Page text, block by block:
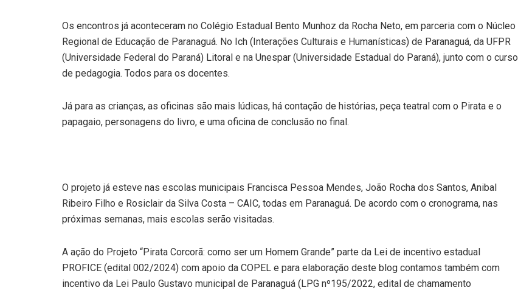
Os encontros já aconteceram no Colégio Estadual Bento Munhoz da Rocha Neto, em parceria com o Núcleo
Regional de Educação de Paranaguá. No Ich (Interações Culturais e Humanísticas) de Paranaguá, da UFPR
(Universidade Federal do Paraná) Litoral e na Unespar (Universidade Estadual do Paraná), junto com o curso
de pedagogia. Todos para os docentes.
Já para as crianças, as oficinas são mais lúdicas, há contação de histórias, peça teatral com o Pirata e o
papagaio, personagens do livro, e uma oficina de conclusão no final.
O projeto já esteve nas escolas municipais Francisca Pessoa Mendes, João Rocha dos Santos, Anibal
Ribeiro Filho e Rosiclair da Silva Costa – CAIC, todas em Paranaguá. De acordo com o cronograma, nas
próximas semanas, mais escolas serão visitadas.
A ação do Projeto “Pirata Corcorã: como ser um Homem Grande” parte da Lei de incentivo estadual
PROFICE (edital 002/2024) com apoio da COPEL e para elaboração deste blog contamos também com
incentivo da Lei Paulo Gustavo municipal de Paranaguá (LPG nº195/2022, edital de chamamento